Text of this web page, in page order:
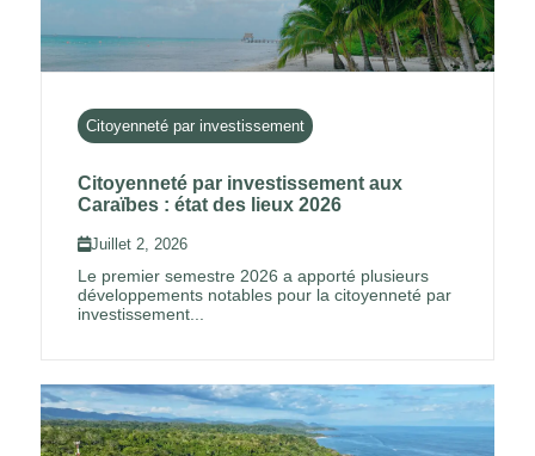
Citoyenneté par investissement
Citoyenneté par investissement aux
Caraïbes : état des lieux 2026
Juillet 2, 2026
Le premier semestre 2026 a apporté plusieurs
développements notables pour la citoyenneté par
investissement...